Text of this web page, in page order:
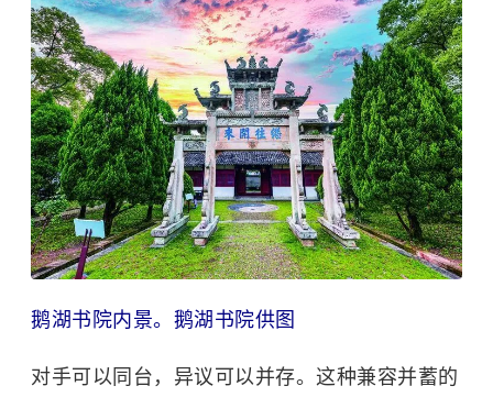
鹅湖书院内景。鹅湖书院供图
对手可以同台，异议可以并存。这种兼容并蓄的